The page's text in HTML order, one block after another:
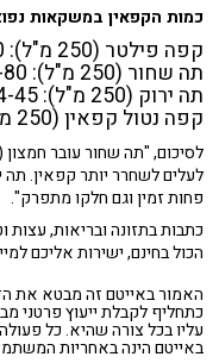
כמות הקפאין במשקאות
קפה פילטר (250 מ"ל): 60-150 מ"ג קפאין
תה שחור (250 מ"ל): 40-80 מ"ג קפאין
תה ירוק (250 מ"ל): 24-45 מ"ג קפאין
קפה נטול קפאין (250 מ"ל): 2-5 מ"ג קפאין
לסיכום, "תה שחור עובר
לעלים לשחרר יותר קפאין. תה
פחות זמין וגם חלקו מתפרק".
כתבות בתזונה ובריאות, עצות
הכול בחינם, ישירות אליכם
האמור באייטם זה מבטא את
כתחליף לקבלת ייעוץ פרטני
עליו בכל צורה שהיא. כל
באייטם הינה באחריות